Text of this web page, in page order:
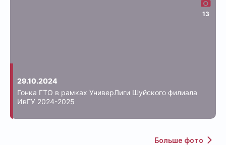
29.10.2024
Гонка ГТО в рамках УниверЛиги Шуйского филиала
ИвГУ 2024-2025
13
Больше фото